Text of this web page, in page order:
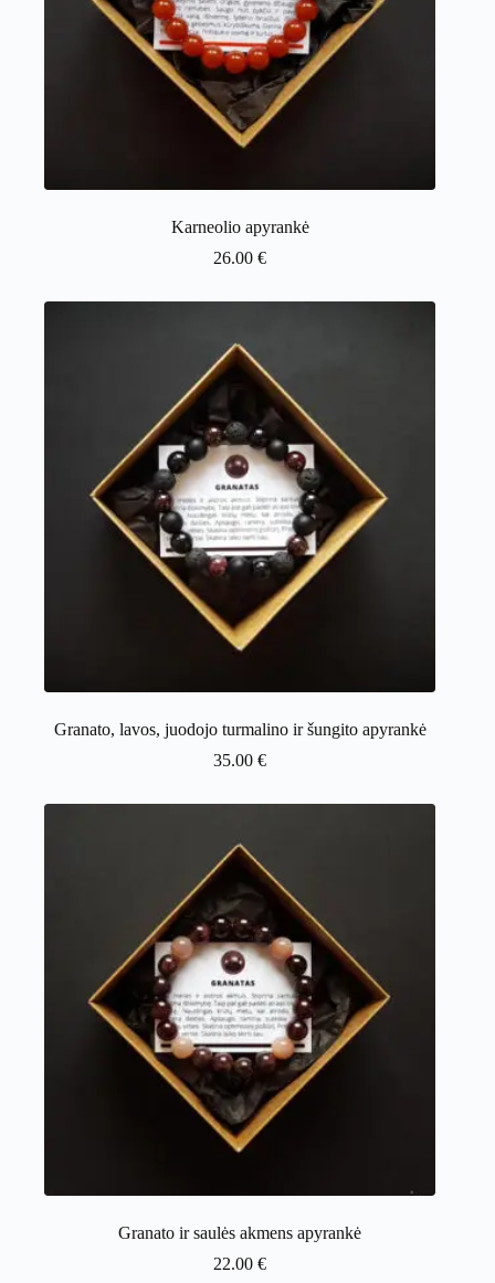
Karneolio apyrankė
26.00€
Granato, lavos, juodojo turmalino ir šungito apyrankė
35.00€
Granato ir saulės akmens apyrankė
22.00€